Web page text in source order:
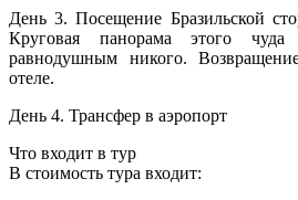
День 3. Посещение Бразильской
Круговая панорама этого
равнодушным никого.
отеле.
День 4. Трансфер в аэропорт
Что входит в тур
В стоимость тура входит: